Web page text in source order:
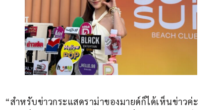
“สำหรับข่าวกระแสดราม่าของมายด์ก็ได้เห็นข่าวค่ะ